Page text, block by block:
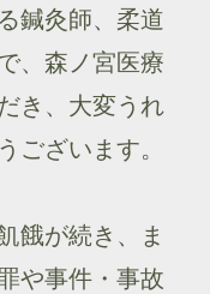
鍼灸師、柔道
、森ノ宮医療
き、大変うれ
ございます。
餓が続き、ま
や事件・事故